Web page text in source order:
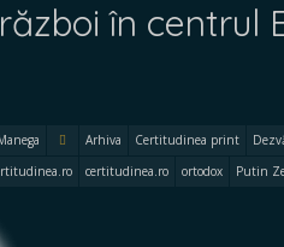
în centrul
Arhiva Certitudinea print
certitudinea.ro ortodox Putin